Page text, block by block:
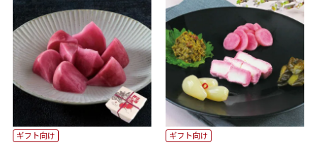
ギフト向け ギフト向け